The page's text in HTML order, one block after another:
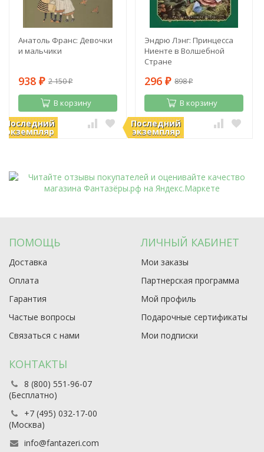
Последний
экземпляр
Анатоль Франс: Девочки
и мальчики
938 ₽ 2 150₽
В корзину
В наличии Последний
экземпляр
Эндрю Лэнг: Принцесса
Ниенте в Волшебной
Стране
296 ₽ 898₽
В корзину
В наличии
ПОМОЩЬ
Доставка
Оплата
Гарантия
Частые вопросы
Связаться с нами
ЛИЧНЫЙ КАБИНЕТ
Мои заказы
Партнерская программа
Мой профиль
Подарочные сертификаты
Мои подписки
КОНТАКТЫ
8 (800) 551-96-07
(Бесплатно)
+7 (495) 032-17-00
(Москва)
info@fantazeri.com